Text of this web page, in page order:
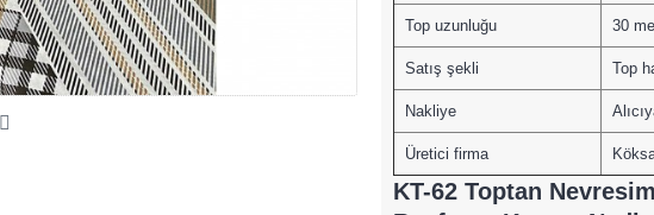
Top uzunluğu 30
Satış şekli Top
Nakliye
Üretici firma
KT-62 Toptan